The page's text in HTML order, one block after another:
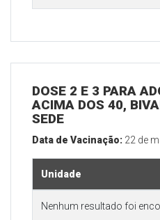
DOSE 2 E 3 PARA
ACIMA DOS 40,
SEDE
Data de Vacinação: 22 de
Unidade
Nenhum resultado foi